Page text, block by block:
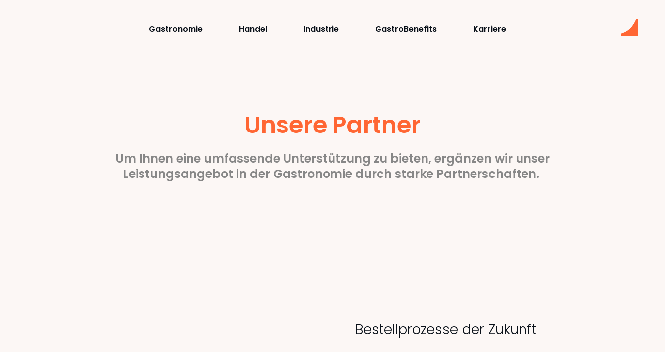
Gastronomie Handel Industrie GastroBenefits Karriere
Unsere Partner
Um Ihnen eine umfassende Unterstützung zu bieten, ergänzen wir unser
Leistungsangebot in der Gastronomie durch starke Partnerschaften.
Bestellprozesse der Zukunft